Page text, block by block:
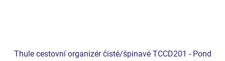
Thule cestovní organizér čisté/špinavé TCCD201 - Pond